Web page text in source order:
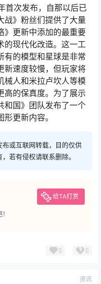
首次发布，自那以后已
战》粉丝们提供了大量
》更新中添加的最重要
的现代化改造。这一工
有的模型和星球是非常
新速度较慢，但玩家将
械人和米拉卢坎人等模
高的保真度。为了展示
和国》团队发布了一个
更新内容。
或互联网转载，目的仅供
若有侵权请联系删除。
给TA打赏
0 0
资讯